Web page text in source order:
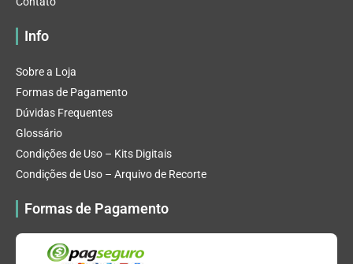
Info
Sobre a Loja
Formas de Pagamento
Dúvidas Frequentes
Glossário
Condições de Uso – Kits Digitais
Condições de Uso – Arquivo de Recorte
Formas de Pagamento